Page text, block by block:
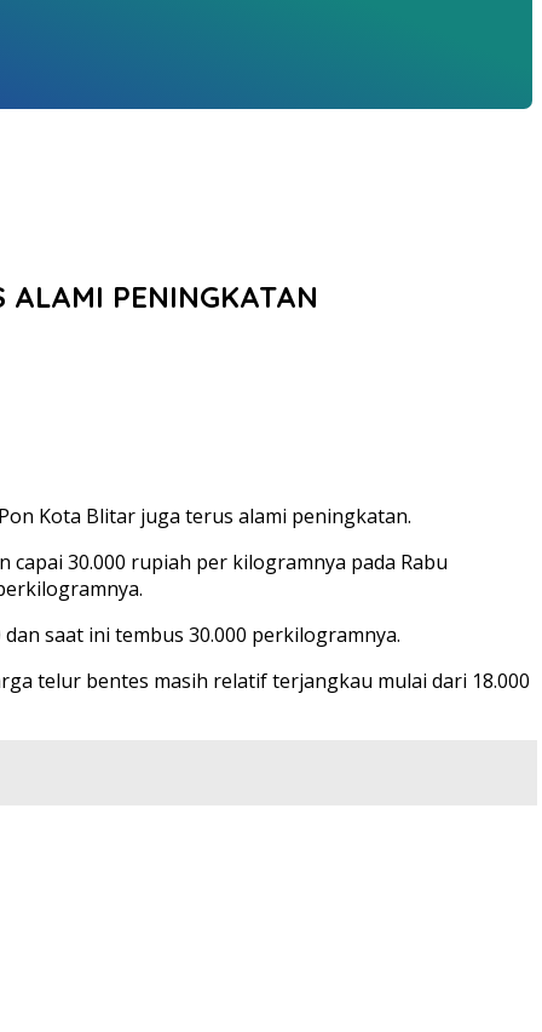
ALAMI PENINGKATAN
Kota Blitar juga terus alami peningkatan.
30.000 rupiah per kilogramnya pada Rabu
saat ini tembus 30.000 perkilogramnya.
telur bentes masih relatif terjangkau mulai dari 18.000